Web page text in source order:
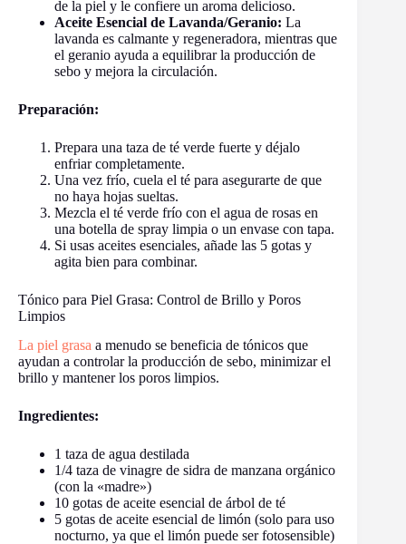
de la piel y le confiere un aroma delicioso.
Aceite Esencial de Lavanda/Geranio: La
lavanda es calmante y regeneradora, mientras que
el geranio ayuda a equilibrar la producción de
sebo y mejora la circulación.
Preparación:
Prepara una taza de té verde fuerte y déjalo
enfriar completamente.
Una vez frío, cuela el té para asegurarte de que
no haya hojas sueltas.
Mezcla el té verde frío con el agua de rosas en
una botella de spray limpia o un envase con tapa.
Si usas aceites esenciales, añade las 5 gotas y
agita bien para combinar.
Tónico para Piel Grasa: Control de Brillo y Poros
Limpios
La piel grasa a menudo se beneficia de tónicos que
ayudan a controlar la producción de sebo, minimizar el
brillo y mantener los poros limpios.
Ingredientes:
1 taza de agua destilada
1/4 taza de vinagre de sidra de manzana orgánico
(con la «madre»)
10 gotas de aceite esencial de árbol de té
5 gotas de aceite esencial de limón (solo para uso
nocturno, ya que el limón puede ser fotosensible)